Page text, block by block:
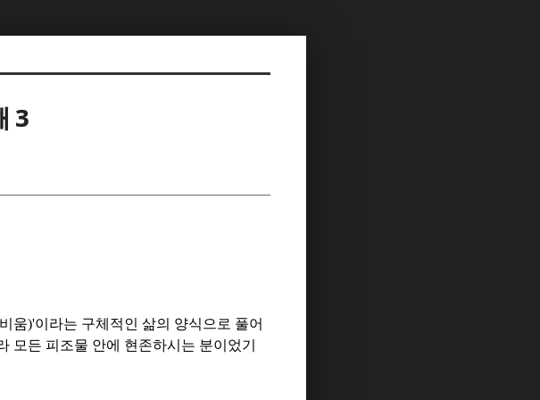
3
비움)'이라는 구체적인 삶의 양식으로 풀어
모든 피조물 안에 현존하시는 분이었기